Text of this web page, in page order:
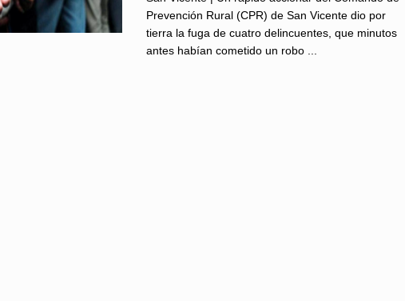
Prevención Rural (CPR) de San Vicente dio por
tierra la fuga de cuatro delincuentes, que minutos
antes habían cometido un robo ...